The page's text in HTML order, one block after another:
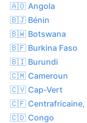
🇦🇴 Angola
🇧🇯 Bénin
🇧🇼 Botswana
🇧🇫 Burkina Faso
🇧🇮 Burundi
🇨🇲 Cameroun
🇨🇻 Cap-Vert
🇨🇫 Centrafricaine,
🇨🇩 Congo